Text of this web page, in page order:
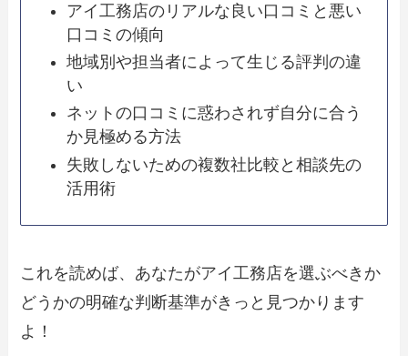
アイ工務店のリアルな良い口コミと悪い
口コミの傾向
地域別や担当者によって生じる評判の違
い
ネットの口コミに惑わされず自分に合う
か見極める方法
失敗しないための複数社比較と相談先の
活用術
これを読めば、あなたがアイ工務店を選ぶべきか
どうかの明確な判断基準がきっと見つかります
よ！